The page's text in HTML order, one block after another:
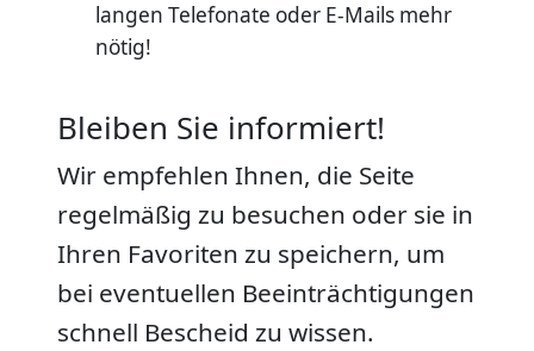
langen Telefonate oder E-Mails mehr
nötig!
Bleiben Sie informiert!
Wir empfehlen Ihnen, die Seite
regelmäßig zu besuchen oder sie in
Ihren Favoriten zu speichern, um
bei eventuellen Beeinträchtigungen
schnell Bescheid zu wissen.